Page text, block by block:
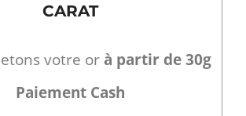
CARAT
votre orà partir de 30g
Paiement Cash